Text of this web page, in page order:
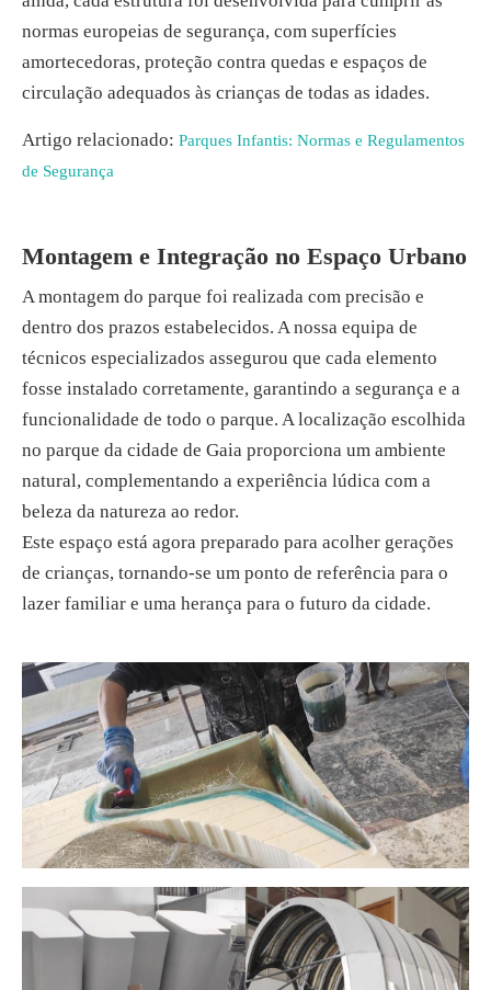
normas europeias de segurança, com superfícies
amortecedoras, proteção contra quedas e espaços de
circulação adequados às crianças de todas as idades.
Artigo relacionado: Parques Infantis: Normas e Regulamentos
de Segurança
Montagem e Integração no Espaço Urbano
A montagem do parque foi realizada com precisão e
dentro dos prazos estabelecidos. A nossa equipa de
técnicos especializados assegurou que cada elemento
fosse instalado corretamente, garantindo a segurança e a
funcionalidade de todo o parque. A localização escolhida
no parque da cidade de Gaia proporciona um ambiente
natural, complementando a experiência lúdica com a
beleza da natureza ao redor.
Este espaço está agora preparado para acolher gerações
de crianças, tornando-se um ponto de referência para o
lazer familiar e uma herança para o futuro da cidade.